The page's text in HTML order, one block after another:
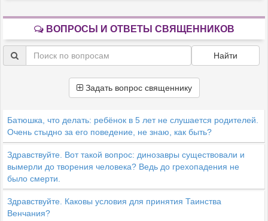
ВОПРОСЫ И ОТВЕТЫ СВЯЩЕННИКОВ
Найти
Задать вопрос священнику
Батюшка, что делать: ребёнок в 5 лет не слушается родителей.
Очень стыдно за его поведение, не знаю, как быть?
Здравствуйте. Вот такой вопрос: динозавры существовали и
вымерли до творения человека? Ведь до грехопадения не
было смерти.
Здравствуйте. Каковы условия для принятия Таинства
Венчания?